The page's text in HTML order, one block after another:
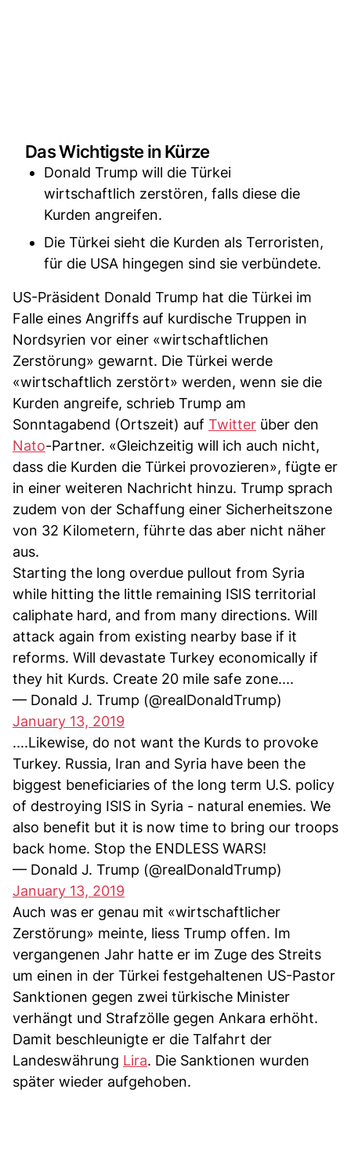
Das Wichtigste in Kürze
Donald Trump will die Türkei
wirtschaftlich zerstören, falls diese die
Kurden angreifen.
Die Türkei sieht die Kurden als Terroristen,
für die USA hingegen sind sie verbündete.
US-Präsident Donald Trump hat die Türkei im
Falle eines Angriffs auf kurdische Truppen in
Nordsyrien vor einer «wirtschaftlichen
Zerstörung» gewarnt. Die Türkei werde
«wirtschaftlich zerstört» werden, wenn sie die
Kurden angreife, schrieb Trump am
Sonntagabend (Ortszeit) auf Twitter über den
Nato-Partner. «Gleichzeitig will ich auch nicht,
dass die Kurden die Türkei provozieren», fügte er
in einer weiteren Nachricht hinzu. Trump sprach
zudem von der Schaffung einer Sicherheitszone
von 32 Kilometern, führte das aber nicht näher
aus.
Starting the long overdue pullout from Syria
while hitting the little remaining ISIS territorial
caliphate hard, and from many directions. Will
attack again from existing nearby base if it
reforms. Will devastate Turkey economically if
they hit Kurds. Create 20 mile safe zone....
— Donald J. Trump (@realDonaldTrump)
January 13, 2019
....Likewise, do not want the Kurds to provoke
Turkey. Russia, Iran and Syria have been the
biggest beneficiaries of the long term U.S. policy
of destroying ISIS in Syria - natural enemies. We
also benefit but it is now time to bring our troops
back home. Stop the ENDLESS WARS!
— Donald J. Trump (@realDonaldTrump)
January 13, 2019
Auch was er genau mit «wirtschaftlicher
Zerstörung» meinte, liess Trump offen. Im
vergangenen Jahr hatte er im Zuge des Streits
um einen in der Türkei festgehaltenen US-Pastor
Sanktionen gegen zwei türkische Minister
verhängt und Strafzölle gegen Ankara erhöht.
Damit beschleunigte er die Talfahrt der
Landeswährung Lira. Die Sanktionen wurden
später wieder aufgehoben.